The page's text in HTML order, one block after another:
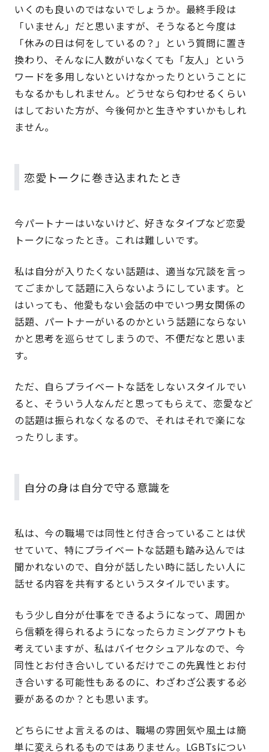
いくのも良いのではないでしょうか。最終手段は
「いません」だと思いますが、そうなると今度は
「休みの日は何をしているの？」という質問に置き
換わり、そんなに人数がいなくても「友人」という
ワードを多用しないといけなかったりということに
もなるかもしれません。どうせなら匂わせるくらい
はしておいた方が、今後何かと生きやすいかもしれ
ません。
恋愛トークに巻き込まれたとき
今パートナーはいないけど、好きなタイプなど恋愛
トークになったとき。これは難しいです。
私は自分が入りたくない話題は、適当な冗談を言っ
てごまかして話題に入らないようにしています。と
はいっても、他愛もない会話の中でいつ男女関係の
話題、パートナーがいるのかという話題にならない
かと思考を巡らせてしまうので、不便だなと思いま
す。
ただ、自らプライベートな話をしないスタイルでい
ると、そういう人なんだと思ってもらえて、恋愛など
の話題は振られなくなるので、それはそれで楽にな
ったりします。
自分の身は自分で守る意識を
私は、今の職場では同性と付き合っていることは伏
せていて、特にプライベートな話題も踏み込んでは
聞かれないので、自分が話したい時に話したい人に
話せる内容を共有するというスタイルでいます。
もう少し自分が仕事をできるようになって、周囲か
ら信頼を得られるようになったらカミングアウトも
考えていますが、私はバイセクシュアルなので、今
同性とお付き合いしているだけでこの先異性とお付
き合いする可能性もあるのに、わざわざ公表する必
要があるのか？とも思います。
どちらにせよ言えるのは、職場の雰囲気や風土は簡
単に変えられるものではありません。LGBTsについ